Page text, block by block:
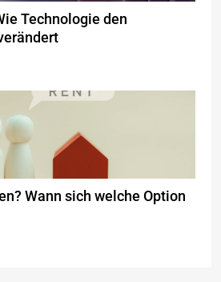
Technologie den
Wann sich welche Option